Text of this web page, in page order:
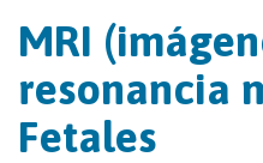
MRI
resonancia
Fetales